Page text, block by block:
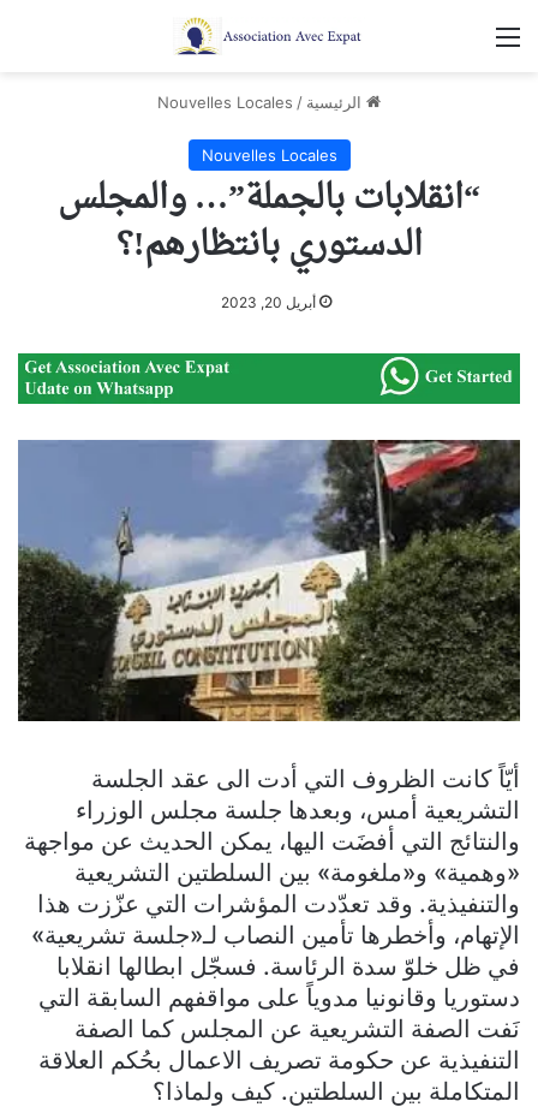
القائمة
الرئيسية /
Nouvelles Locales
Nouvelles Locales
“انقلابات بالجملة”… والمجلس
الدستوري بانتظارهم!؟
أبريل 20, 2023
أيّاً كانت الظروف التي أدت الى عقد الجلسة
التشريعية أمس، وبعدها جلسة مجلس الوزراء
والنتائج التي أفضَت اليها، يمكن الحديث عن مواجهة
«وهمية» و«ملغومة» بين السلطتين التشريعية
والتنفيذية. وقد تعدّدت المؤشرات التي عزّزت هذا
الإتهام، وأخطرها تأمين النصاب لـ«جلسة تشريعية»
في ظل خلوّ سدة الرئاسة. فسجّل ابطالها انقلابا
دستوريا وقانونيا مدوياً على مواقفهم السابقة التي
نَفت الصفة التشريعية عن المجلس كما الصفة
التنفيذية عن حكومة تصريف الاعمال بحُكم العلاقة
المتكاملة بين السلطتين. كيف ولماذا؟